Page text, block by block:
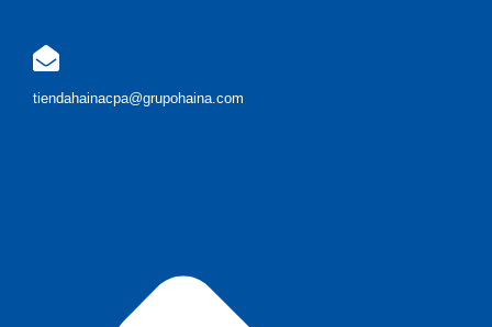
tiendahainacpa@grupohaina.com